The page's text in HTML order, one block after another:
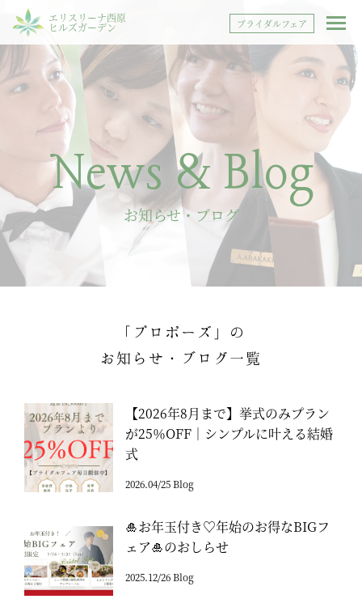
エリスリーナ西原
ヒルズガーデン ブライダルフェア
News & Blog
お知らせ・ブログ
「プロポーズ」の
お知らせ・ブログ一覧
【2026年8月まで】挙式のみプラン
が25％OFF｜シンプルに叶える結婚
式
2026.04/25 Blog
🎍お年玉付き♡年始のお得なBIGフ
ェア🎍のおしらせ
2025.12/26 Blog